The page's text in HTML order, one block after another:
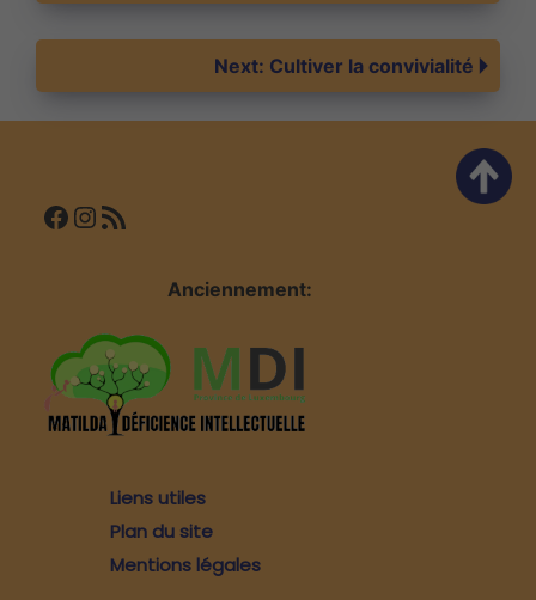
de
l’article
Next: Cultiver la convivialité
Facebook InstagramFlux RSS
Anciennement:
Liens utiles
Plan du site
Mentions légales